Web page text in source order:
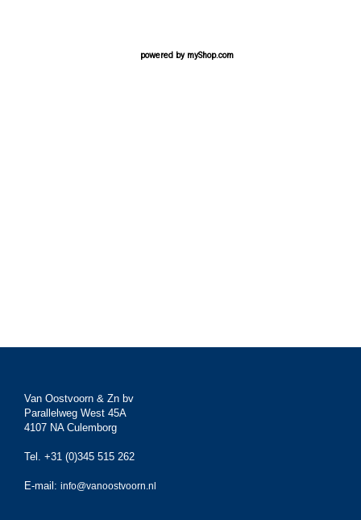
powered by myShop.com
Van Oostvoorn & Zn bv
Parallelweg West 45A
4107 NA Culemborg
Tel. +31 (0)345 515 262
E-mail: info@vanoostvoorn.nl